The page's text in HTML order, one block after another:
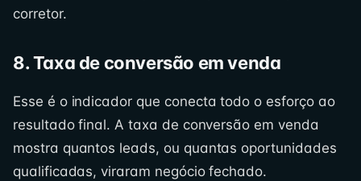
corretor.
8. Taxa de conversão em venda
Esse é o indicador que conecta todo o esforço ao
resultado final. A taxa de conversão em venda
mostra quantos leads, ou quantas oportunidades
qualificadas, viraram negócio fechado.